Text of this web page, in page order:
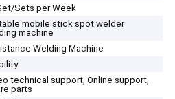
Sets per Week
mobile stick spot welder
machine
Welding Machine
technical support, Online support,
parts